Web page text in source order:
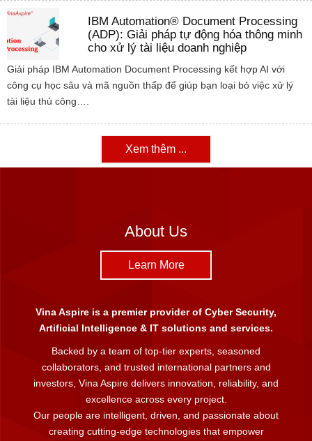
IBM Automation® Document Processing
(ADP): Giải pháp tự động hóa thông minh
cho xử lý tài liệu doanh nghiệp
Giải pháp IBM Automation Document Processing kết hợp AI với
công cụ học sâu và mã nguồn thấp để giúp bạn loại bỏ việc xử lý
tài liệu thủ công….
Xem thêm ...
About Us
Learn More
Vina Aspire is a premier provider of Cyber Security,
Artificial Intelligence & IT solutions and services.
Backed by a team of top-tier experts, seasoned
collaborators, and trusted international partners and
investors, Vina Aspire delivers innovation, reliability, and
excellence across every project.
Our people are intelligent, driven, and passionate about
creating cutting-edge technologies that empower